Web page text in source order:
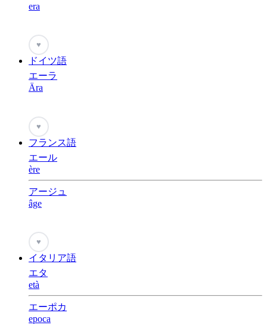
era
♥
ドイツ語
エーラ
Ära
♥
フランス語
エール
ère
アージュ
âge
♥
イタリア語
エタ
età
エーポカ
epoca